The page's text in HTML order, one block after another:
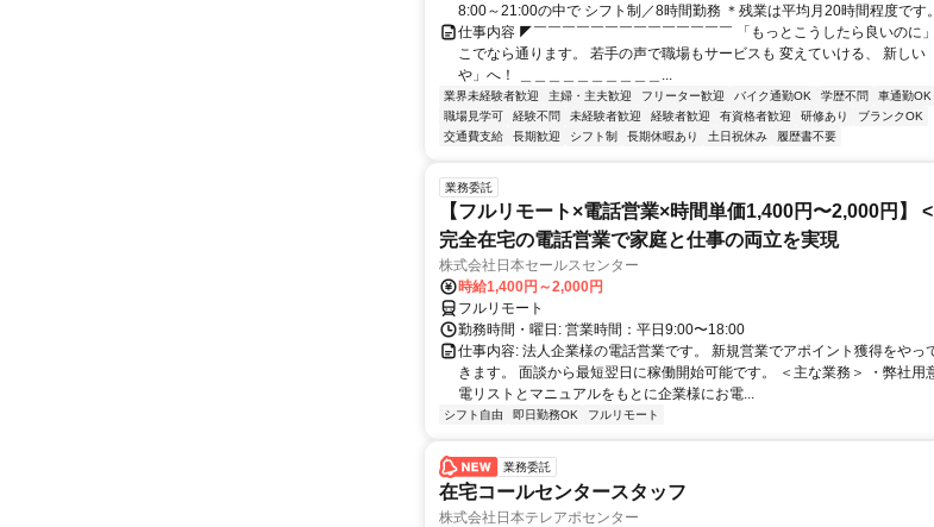
8:00～21:00の中で シフト制／8時間勤務 ＊残業は平均月20時間程度です。
仕事内容 ◤￣￣￣￣￣￣￣￣￣￣￣￣￣￣ 「もっとこうしたら良いのに
こでなら通ります。 若手の声で職場もサービスも 変えていける、 新しい
や」へ！ ＿＿＿＿＿＿＿＿＿＿...
業界未経験者歓迎 主婦・主夫歓迎 フリーター歓迎 バイク通勤OK 学歴不問
車通勤OK
職場見学可
経験不問 未経験者歓迎 経験者歓迎 有資格者歓迎 研修あり
ブランクOK
交通費支給
長期歓迎 シフト制 長期休暇あり 土日祝休み 履歴書不要
業務委託
【フルリモート×電話営業×時間単価1,400円〜2,000円】
完全在宅の電話営業で家庭と仕事の両立を実現
株式会社日本セールスセンター
時給1,400円～2,000円
フルリモート
勤務時間・曜日: 営業時間：平日9:00〜18:00
仕事内容: 法人企業様の電話営業です。 新規営業でアポイント獲得をやっ
きます。 面談から最短翌日に稼働開始可能です。 ＜主な業務＞ ・弊社用
電リストとマニュアルをもとに企業様にお電...
シフト自由 即日勤務OK フルリモート
業務委託
在宅コールセンタースタッフ
株式会社日本テレアポセンター